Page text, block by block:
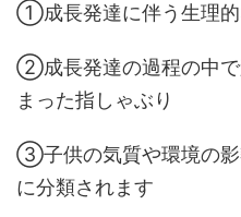
①成長発達に伴う生理的
②成長発達の過程の中で
まった指しゃぶり
③子供の気質や環境の影
に分類されます